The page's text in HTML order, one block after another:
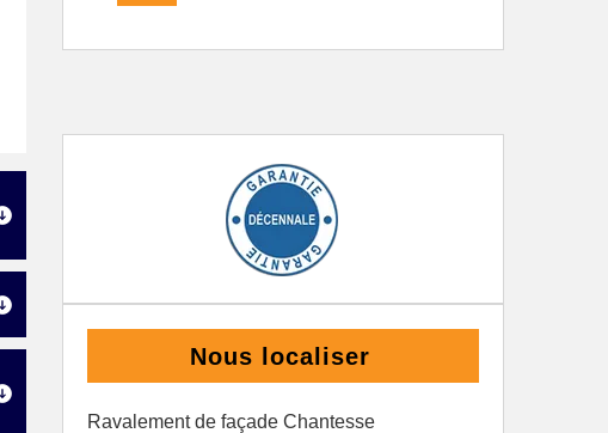
Nous localiser
Ravalement de façade Chantesse